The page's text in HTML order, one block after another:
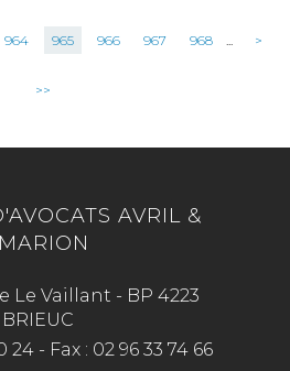
964 965 966 967 968 ... >
>>
AVRIL &
MARION
Le Vaillant - BP 4223
24 - Fax : 02 96 33 74 66